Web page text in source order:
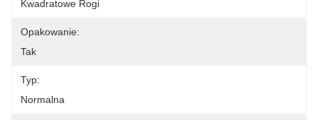
Kwadratowe Rogi
Opakowanie:
Tak
Typ:
Normalna